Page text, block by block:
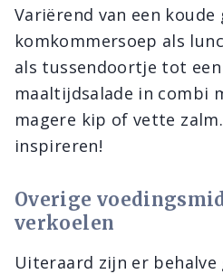
Variërend van een koude
komkommersoep als
als tussendoortje tot
maaltijdsalade in combi
magere kip of vette
inspireren!
Overige
verkoelen
Uiteraard zijn er